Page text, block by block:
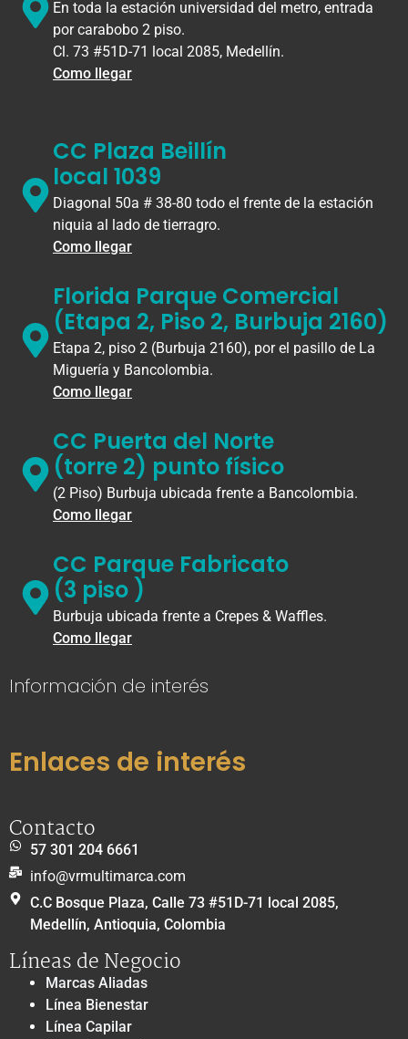
En toda la estación universidad del metro, entrada
por carabobo 2 piso.
Cl. 73 #51D-71 local 2085, Medellín.
Como llegar
CC Plaza Beillín
local 1039
Diagonal 50a # 38-80 todo el frente de la estación
niquia al lado de tierragro.
Como llegar
Florida Parque Comercial
(Etapa 2, Piso 2, Burbuja 2160)
Etapa 2, piso 2 (Burbuja 2160), por el pasillo de La
Miguería y Bancolombia.
Como llegar
CC Puerta del Norte
(torre 2) punto físico
(2 Piso) Burbuja ubicada frente a Bancolombia.
Como llegar
CC Parque Fabricato
(3 piso )
Burbuja ubicada frente a Crepes & Waffles.
Como llegar
Información de interés
Enlaces de interés
Contacto
57 301 204 6661
info@vrmultimarca.com
C.C Bosque Plaza, Calle 73 #51D-71 local 2085,
Medellín, Antioquia, Colombia
Líneas de Negocio
Marcas Aliadas
Línea Bienestar
Línea Capilar